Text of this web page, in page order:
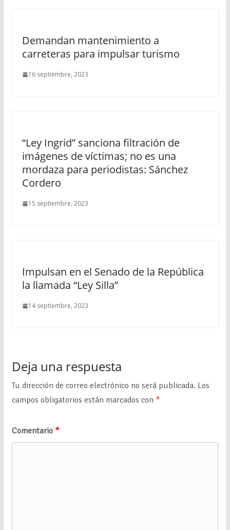
Demandan mantenimiento a
carreteras para impulsar turismo
16 septiembre, 2023
“Ley Ingrid” sanciona filtración de
imágenes de víctimas; no es una
mordaza para periodistas: Sánchez
Cordero
15 septiembre, 2023
Impulsan en el Senado de la República
la llamada “Ley Silla”
14 septiembre, 2023
Deja una respuesta
Tu dirección de correo electrónico no será publicada. Los
campos obligatorios están marcados con *
Comentario *